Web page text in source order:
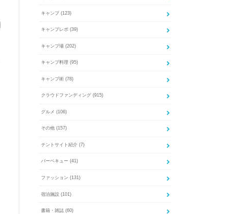
キャンプ (123)
キャンプレポ (39)
キャンプ場 (202)
キャンプ料理 (95)
キャンプ術 (78)
クラウドファンディング (915)
グルメ (106)
その他 (157)
テントサイト紹介 (7)
バーベキュー (41)
ファッション (131)
宿泊施設 (101)
書籍・雑誌 (60)